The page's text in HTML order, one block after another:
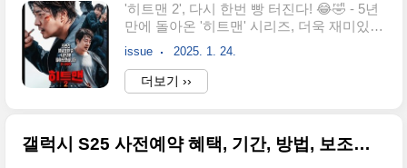
꼼꼼하게 분석해 드리겠습니다. 삼성닷컴
바로가기 갤럭시 S25 울트라 사전예
약 갤럭시 S25 울트라 가격✅ 갤럭시 S25
울트라의 가격은 저장 용량에 따라 다음과
같습니다.256GB1,599,000원
'히트맨 2', 다시 한번 빵 터진다! 😂🤣 - 5년
만에 돌아온 '히트맨' 시리즈, 더욱 재미있어
졌습니다! 2020년 극장가를 웃음바다로 만
2'로 돌아왔습니다! 전편보다 더욱 강력해진
코믹 액션과 화려한 출연진으로 중무장한
트맨 2'를 보지 못했다면, 이글을 통해 영화
issue 2025. 1. 24.
더보기 ››
갤럭시 S25 사전예약 혜택, 기간, 방법, 보조금 , 출고가 총정리!!